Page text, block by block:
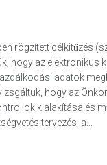
rögzített célkitűzés
hogy az
adatok
hogy az
kialakítása és
tervezés, a...